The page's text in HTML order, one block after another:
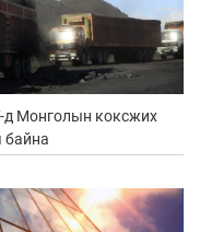
д Монголын коксжих
байна